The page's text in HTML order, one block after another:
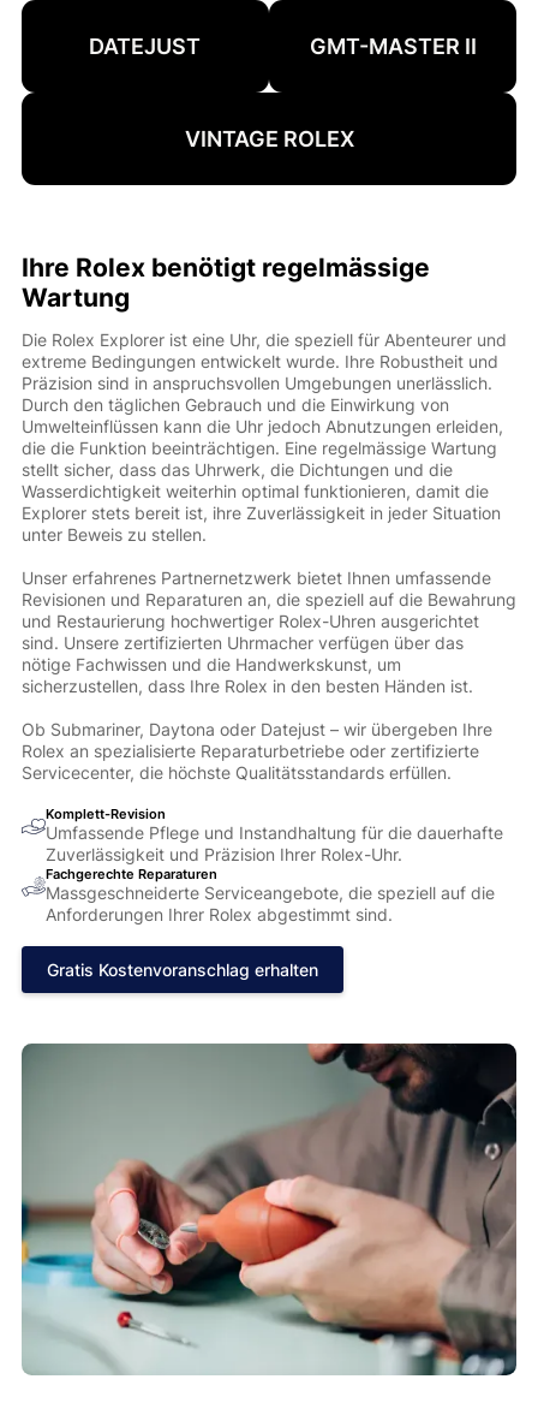
DATEJUST GMT-MASTER II
VINTAGE ROLEX
Ihre Rolex benötigt regelmässige
Wartung
Die Rolex Explorer ist eine Uhr, die speziell für Abenteurer und
extreme Bedingungen entwickelt wurde. Ihre Robustheit und
Präzision sind in anspruchsvollen Umgebungen unerlässlich.
Durch den täglichen Gebrauch und die Einwirkung von
Umwelteinflüssen kann die Uhr jedoch Abnutzungen erleiden,
die die Funktion beeinträchtigen. Eine regelmässige Wartung
stellt sicher, dass das Uhrwerk, die Dichtungen und die
Wasserdichtigkeit weiterhin optimal funktionieren, damit die
Explorer stets bereit ist, ihre Zuverlässigkeit in jeder Situation
unter Beweis zu stellen.
Unser erfahrenes Partnernetzwerk bietet Ihnen umfassende
Revisionen und Reparaturen an, die speziell auf die Bewahrung
und Restaurierung hochwertiger Rolex-Uhren ausgerichtet
sind. Unsere zertifizierten Uhrmacher verfügen über das
nötige Fachwissen und die Handwerkskunst, um
sicherzustellen, dass Ihre Rolex in den besten Händen ist.
Ob Submariner, Daytona oder Datejust – wir übergeben Ihre
Rolex an spezialisierte Reparaturbetriebe oder zertifizierte
Servicecenter, die höchste Qualitätsstandards erfüllen.
Komplett-Revision
Umfassende Pflege und Instandhaltung für die dauerhafte
Zuverlässigkeit und Präzision Ihrer Rolex-Uhr.
Fachgerechte Reparaturen
Massgeschneiderte Serviceangebote, die speziell auf die
Anforderungen Ihrer Rolex abgestimmt sind.
Gratis Kostenvoranschlag erhalten